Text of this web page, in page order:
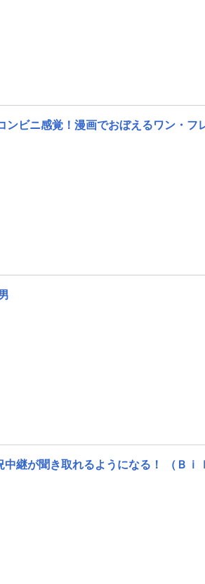
ンビニ感覚！漫画でおぼえるワン・フ
継が聞き取れるようになる！ （Ｂ